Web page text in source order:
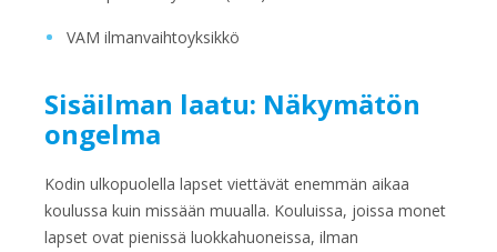
VAM ilmanvaihtoyksikkö
Sisäilman laatu: Näkymätön
ongelma
Kodin ulkopuolella lapset viettävät enemmän aikaa
koulussa kuin missään muualla. Kouluissa, joissa monet
lapset ovat pienissä luokkahuoneissa, ilman